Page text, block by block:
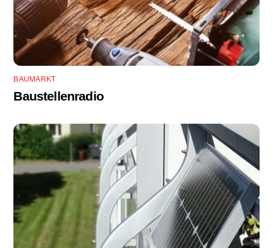
BAUMARKT
Baustellenradio